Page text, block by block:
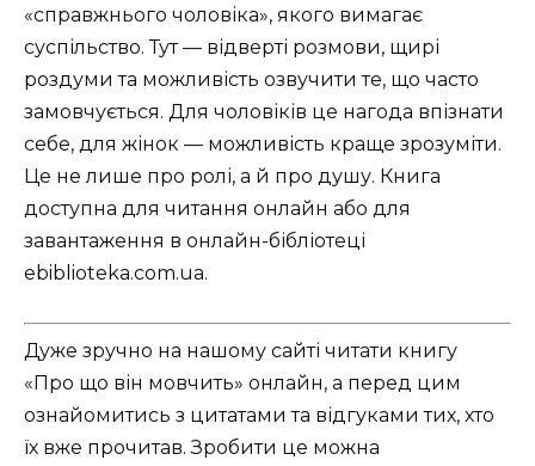
«справжнього чоловіка», якого вимагає
суспільство. Тут — відверті розмови, щирі
роздуми та можливість озвучити те, що часто
замовчується. Для чоловіків це нагода впізнати
себе, для жінок — можливість краще зрозуміти.
Це не лише про ролі, а й про душу. Книга
доступна для читання онлайн або для
завантаження в онлайн-бібліотеці
ebiblioteka.com.ua.
Дуже зручно на нашому сайті читати книгу
«Про що він мовчить» онлайн, а перед цим
ознайомитись з цитатами та відгуками тих, хто
їх вже прочитав. Зробити це можна